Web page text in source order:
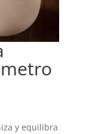
y equilibra